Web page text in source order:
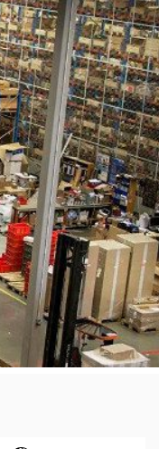
English
Deutsch
Nederlands